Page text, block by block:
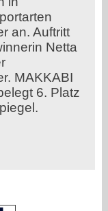
an. Auftritt
Netta
MAKKABI
6. Platz